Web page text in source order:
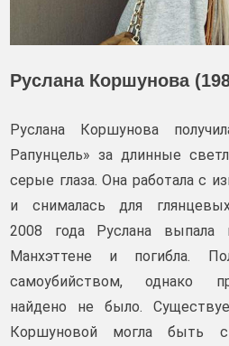
Руслана Коршунова
Руслана Коршунова
Рапунцель» за длинные
серые глаза. Она работала с
и снималась для
2008 года Руслана
Манхэттене и погибла.
самоубийством, однако
найдено не было.
Коршуновой могла быть